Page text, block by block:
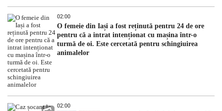
02:00
O femeie din Iași a fost reținută pentru 24 de ore
pentru că a intrat intenționat cu mașina într-o
turmă de oi. Este cercetată pentru schingiuirea
animalelor
02:00